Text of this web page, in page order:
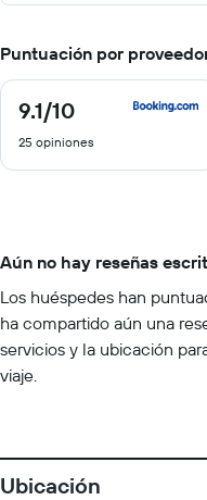
Puntuación por
9.1/10
9.1
10
25 opiniones
Aún no hay reseñas
Los huéspedes han
ha compartido aún una
servicios y la ubicación
viaje.
Ubicación